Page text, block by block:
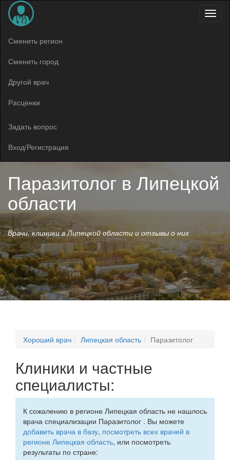
Меню
Сменить регион
Сменить город
Другой врач
Расценки
Задать вопрос
Вход/Регистрация
Паразитолог в Липецкой
области
Врачи, клиники в Липецкой области и отзывы о них
Хороший врач Липецкая область Паразитолог
Клиники и частные
специалисты:
К сожалению в регионе Липецкая область не нашлось
врача специализации Паразитолог . Вы можете
добавить врача в базу, посмотреть всех врачей в
регионе Липецкая область, или посмотреть
результаты по стране: